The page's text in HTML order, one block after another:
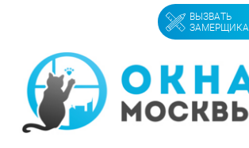
ВЫЗВАТЬ
ЗАМЕРЩИКА